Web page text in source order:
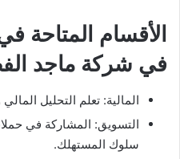
الأقسام المتاحة
في شركة ماجد
المالية: تعلم التحليل المالي
التسويق: المشاركة في
سلوك المستهلك.